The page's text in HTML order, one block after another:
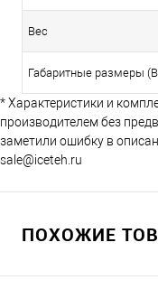
Вес
Габаритные размеры
* Характеристики и
производителем без
заметили ошибку в
sale@iceteh.ru
ПОХОЖИЕ